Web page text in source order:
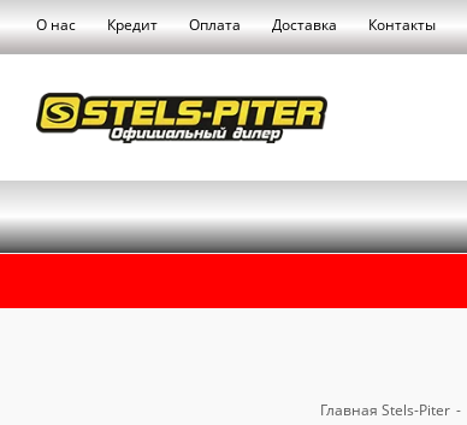
О нас Кредит Оплата Доставка Контакты
Главная Stels-Piter -